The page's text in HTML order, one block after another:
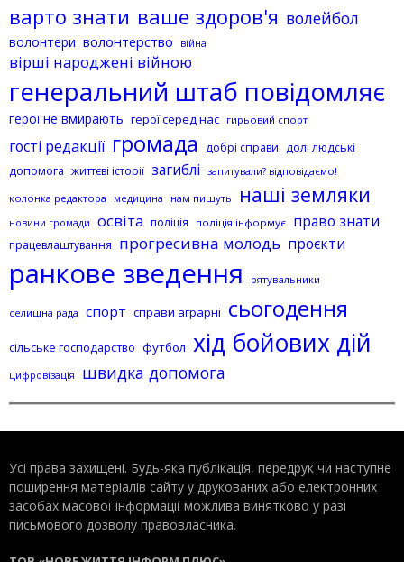
варто знати ваше здоров'я волейбол
волонтери волонтерство війна
вірші народжені війною
генеральний штаб повідомляє
герої не вмирають герої серед нас гирьовий спорт
гості редакції громада добрі справи долі людські
допомога життєві історії загиблі запитували? відповідаємо!
колонка редактора
медицина нам пишуть наші земляки
новини громади освіта поліція поліція інформує право знати
працевлаштування прогресивна молодь проєкти
ранкове зведення рятувальники
селищна рада спорт справи аграрні сьогодення
сільське господарство футбол хід бойових дій
цифровізація швидка допомога
Усі права захищені. Будь-яка публiкацiя, передрук чи наступне
поширення матеріалів сайту у друкованих або електронних
засобах масової інформації можлива винятково у разі
письмового дозволу правовласника.